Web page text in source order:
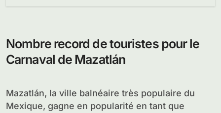
Nombre record de touristes pour le
Carnaval de Mazatlán
Mazatlán, la ville balnéaire très populaire du
Mexique, gagne en popularité en tant que